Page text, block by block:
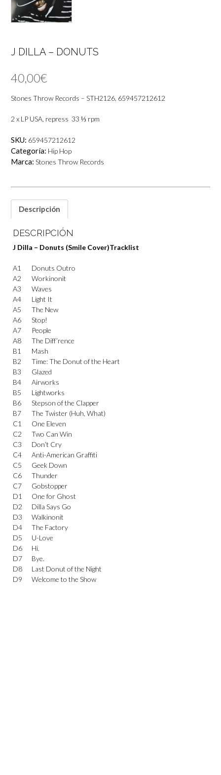
J DILLA – DONUTS
40,00€
Stones Throw Records – STH2126, 659457212612
2 x LP USA, repress 33 ⅓ rpm
SKU: 659457212612
Categoría: Hip Hop
Marca: Stones Throw Records
Descripción
DESCRIPCIÓN
J Dilla – Donuts (Smile Cover)Tracklist
A1
Donuts Outro
A2
Workinonit
A3
Waves
A4
Light It
A5
The New
A6
Stop!
A7
People
A8
The Diff’rence
B1
Mash
B2
Time: The Donut of the Heart
B3
Glazed
B4
Airworks
B5
Lightworks
B6
Stepson of the Clapper
B7
The Twister (Huh, What)
C1
One Eleven
C2
Two Can Win
C3
Don’t Cry
C4
Anti-American Graffiti
C5
Geek Down
C6
Thunder
C7
Gobstopper
D1
One for Ghost
D2
Dilla Says Go
D3
Walkinonit
D4
The Factory
D5
U-Love
D6
Hi.
D7
Bye.
D8
Last Donut of the Night
D9
Welcome to the Show